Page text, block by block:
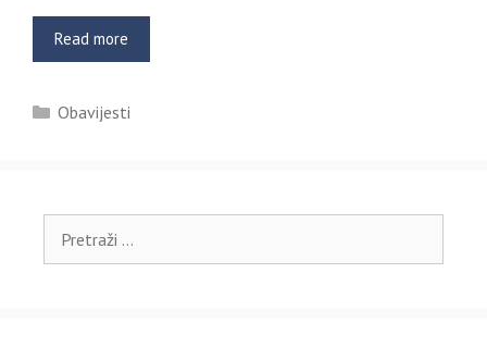
Read more
Kategorije
Obavijesti